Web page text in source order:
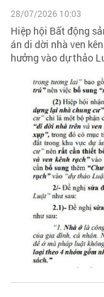
28/07/2026 10:03
Hiệp hội Bất động
án di dời nhà ven
hưởng vào dự thảo